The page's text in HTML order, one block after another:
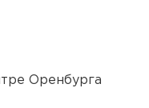
Оренбурга